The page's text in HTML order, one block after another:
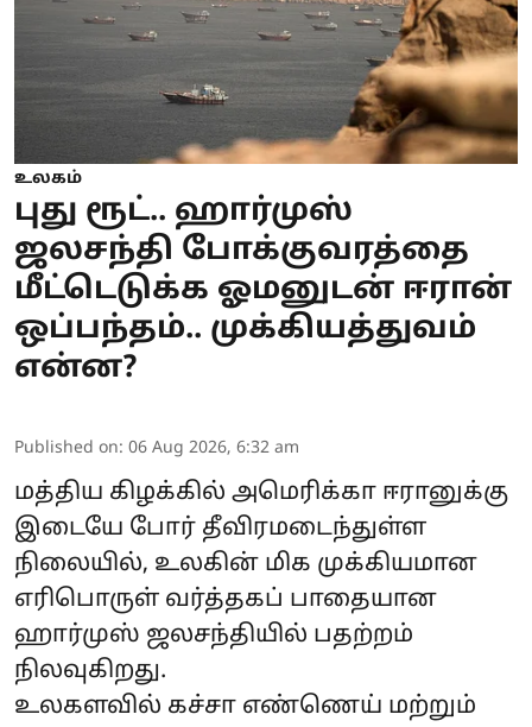
உலகம்
புது ரூட்.. ஹார்முஸ்
ஜலசந்தி போக்குவரத்தை
மீட்டெடுக்க ஓமனுடன் ஈரான்
ஒப்பந்தம்.. முக்கியத்துவம்
என்ன?
Published on: 06 Aug 2026, 6:32 am
மத்திய கிழக்கில் அமெரிக்கா ஈரானுக்கு
இடையே போர் தீவிரமடைந்துள்ள
நிலையில், உலகின் மிக முக்கியமான
எரிபொருள் வர்த்தகப் பாதையான
ஹார்முஸ் ஜலசந்தியில் பதற்றம்
நிலவுகிறது.
உலகளவில் கச்சா எண்ணெய் மற்றும்